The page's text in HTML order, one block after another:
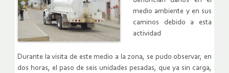
medio ambiente y en sus
caminos debido a esta
actividad
Durante la visita de este medio a la zona, se pudo observar, en
dos horas, el paso de seis unidades pesadas, que ya sin carga,